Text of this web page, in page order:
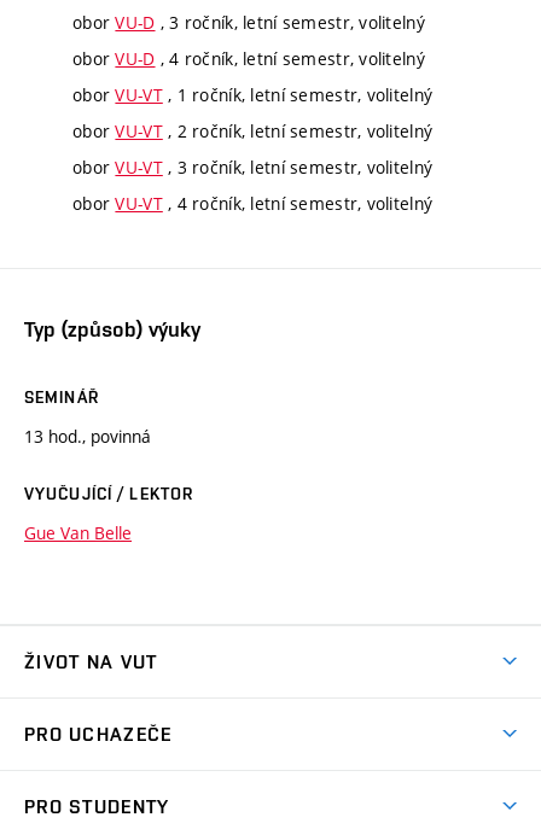
oborVU-D , 3 ročník, letní semestr, volitelný
oborVU-D , 4 ročník, letní semestr, volitelný
oborVU-VT, 1 ročník, letní semestr, volitelný
oborVU-VT, 2 ročník, letní semestr, volitelný
oborVU-VT, 3 ročník, letní semestr, volitelný
oborVU-VT, 4 ročník, letní semestr, volitelný
Typ (způsob) výuky
SEMINÁŘ
13 hod., povinná
VYUČUJÍCÍ / LEKTOR
Gue Van Belle
ŽIVOT NA VUT
Koleje
PRO UCHAZEČE
PRO STUDENTY